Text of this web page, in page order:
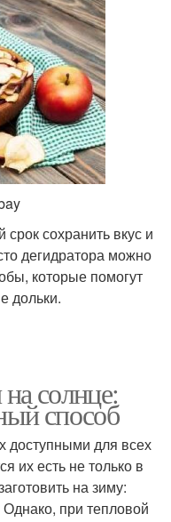
сохранить вкус и
дегидратора можно
которые помогут
дольки.
солнце:
способ
доступными для всех
их есть не только в
на зиму:
при тепловой